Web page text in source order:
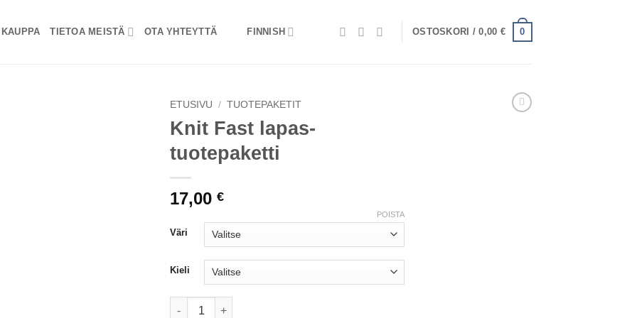
KAUPPA TIETOA MEISTÄ OTA YHTEYTTÄ FINNISH OSTOSKORI /0,00 € 0
ETUSIVU / TUOTEPAKETIT
Knit Fast lapas-
tuotepaketti
17,00 €
Väri
Kieli
POISTA
Knit Fast vantar produktpaket määrä